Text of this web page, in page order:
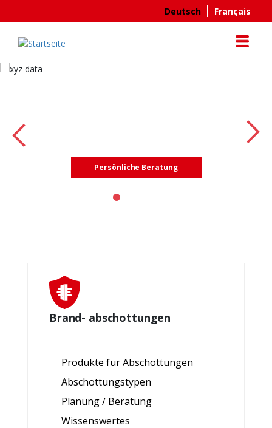
Deutsch Français
Persönliche Beratung
Brand- abschottungen
Produkte für Abschottungen
Abschottungstypen
Planung / Beratung
Wissenswertes